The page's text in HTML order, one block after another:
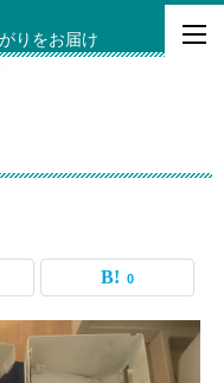
りをお届け
0